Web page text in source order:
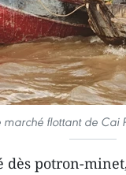
marché flottant de Cai
dès potron-